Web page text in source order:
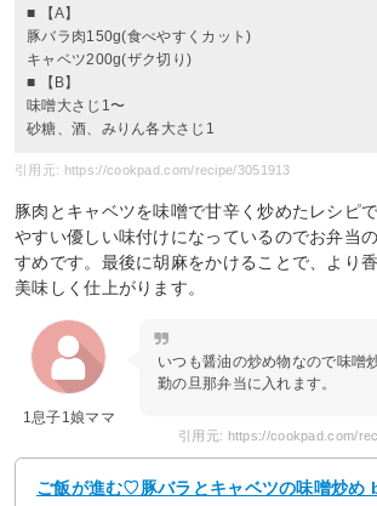
■ 【A】
豚バラ肉150g(食べやすくカット)
キャベツ200g(ザク切り)
■ 【B】
味噌大さじ1〜
砂糖、酒、みりん各大さじ1
引用元: https://cookpad.com/recipe/3051913
豚肉とキャベツを味噌で甘辛く炒めたレシピ
やすい優しい味付けになっているのでお弁当
すめです。最後に胡麻をかけることで、より
美味しく仕上がります。
1息子1娘ママ
いつも醤油の炒め物なので味噌
勤の旦那弁当に入れます。
引用元: https://cookpad.com/
ご飯が進む♡豚バラとキャベツの味噌炒め